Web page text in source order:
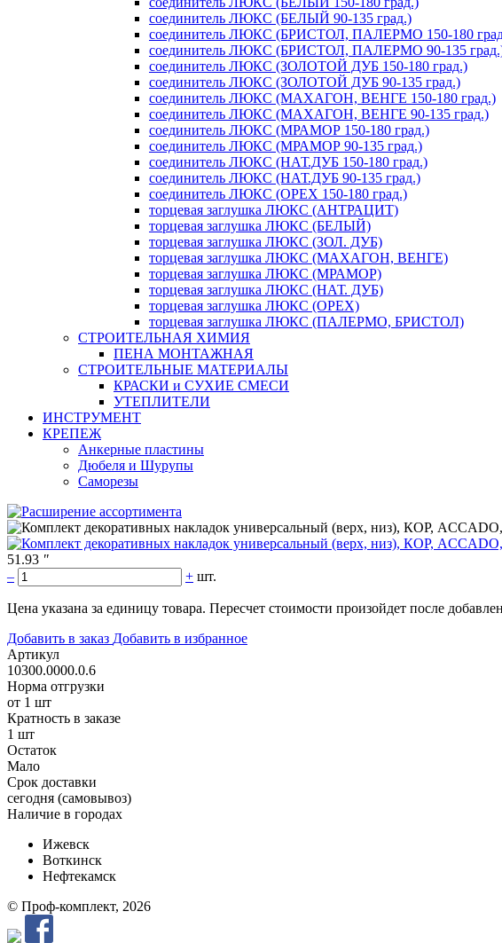
соединитель ЛЮКС (БЕЛЫЙ 90-135 град.)
соединитель ЛЮКС (БРИСТОЛ, ПАЛЕРМО 150-180
соединитель ЛЮКС (БРИСТОЛ, ПАЛЕРМО 90-135
соединитель ЛЮКС (ЗОЛОТОЙ ДУБ 150-180 град.)
соединитель ЛЮКС (ЗОЛОТОЙ ДУБ 90-135 град.)
соединитель ЛЮКС (МАХАГОН, ВЕНГЕ 150-180 град.)
соединитель ЛЮКС (МАХАГОН, ВЕНГЕ 90-135 град.)
соединитель ЛЮКС (МРАМОР 150-180 град.)
соединитель ЛЮКС (МРАМОР 90-135 град.)
соединитель ЛЮКС (НАТ.ДУБ 150-180 град.)
соединитель ЛЮКС (НАТ.ДУБ 90-135 град.)
соединитель ЛЮКС (ОРЕХ 150-180 град.)
торцевая заглушка ЛЮКС (АНТРАЦИТ)
торцевая заглушка ЛЮКС (БЕЛЫЙ)
торцевая заглушка ЛЮКС (ЗОЛ. ДУБ)
торцевая заглушка ЛЮКС (МАХАГОН, ВЕНГЕ)
торцевая заглушка ЛЮКС (МРАМОР)
торцевая заглушка ЛЮКС (НАТ. ДУБ)
торцевая заглушка ЛЮКС (ОРЕХ)
торцевая заглушка ЛЮКС (ПАЛЕРМО, БРИСТОЛ)
СТРОИТЕЛЬНАЯ ХИМИЯ
ПЕНА МОНТАЖНАЯ
СТРОИТЕЛЬНЫЕ МАТЕРИАЛЫ
КРАСКИ и СУХИЕ СМЕСИ
УТЕПЛИТЕЛИ
ИНСТРУМЕНТ
КРЕПЕЖ
Анкерные пластины
Дюбеля и Шурупы
Саморезы
51.93 "
–
+ шт.
Цена указана за единицу товара. Пересчет стоимости произойдет после
Добавить в заказ Добавить в избранное
Артикул
10300.0000.0.6
Норма отгрузки
от 1 шт
Кратность в заказе
1 шт
Остаток
Мало
Срок доставки
cегодня (самовывоз)
Наличие в городах
Ижевск
Воткинск
Нефтекамск
© Проф-комплект, 2026